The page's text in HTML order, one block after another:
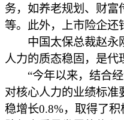
务，如养老规划、财富
等。此外，上市险企还
中国太保总裁赵永刚
人力的质态稳固，是代
“今年以来，结合经
对核心人力的业绩标准
稳增长0.8%，取得了